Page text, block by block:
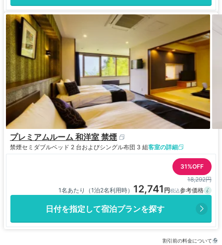
プレミアムルーム 和洋室 禁煙
禁煙セミダブルベッド 2 台およびシングル布団 3 組客室の詳細
31%OFF
18,292円
1名あたり（1泊2名利用時） 12,741
日付を指定して宿泊プランを探す
割引前の料金について